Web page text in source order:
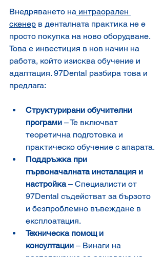
Внедряването на интраорален
скенер в денталната практика не е
просто покупка на ново оборудване.
Това е инвестиция в нов начин на
работа, който изисква обучение и
адаптация. 97Dental разбира това и
предлага:
Структурирани обучителни
програми – Те включват
теоретична подготовка и
практическо обучение с апарата.
Поддръжка при
първоначалната инсталация и
настройка – Специалисти от
97Dental съдействат за бързото
и безпроблемно въвеждане в
експлоатация.
Техническа помощ и
консултации – Винаги на